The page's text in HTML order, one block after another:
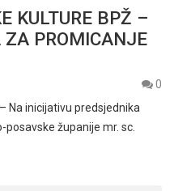
KULTURE BPŽ –
PROMICANJE
0
Na inicijativu predsjednika
županije mr. sc.